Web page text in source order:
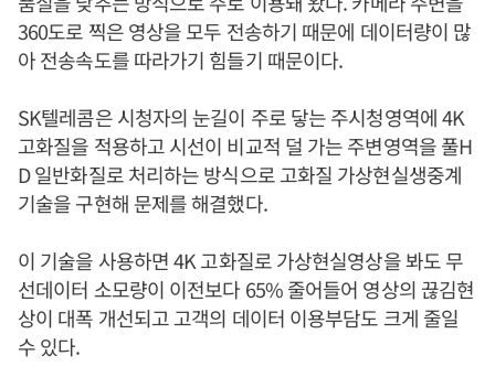
360도로 찍은 영상을 모두 전송하기 때문에 데이터량이 많
아 전송속도를 따라가기 힘들기 때문이다.
SK텔레콤은 시청자의 눈길이 주로 닿는 주시청영역에 4K
고화질을 적용하고 시선이 비교적 덜 가는 주변영역을 풀H
D 일반화질로 처리하는 방식으로 고화질 가상현실생중계
기술을 구현해 문제를 해결했다.
이 기술을 사용하면 4K 고화질로 가상현실영상을 봐도 무
선데이터 소모량이 이전보다 65% 줄어들어 영상의 끊김현
상이 대폭 개선되고 고객의 데이터 이용부담도 크게 줄일
수 있다.